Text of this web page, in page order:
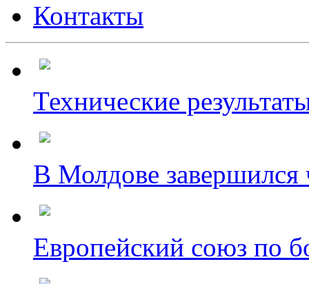
Контакты
Технические
В Молдове завершился
Европейский союз по